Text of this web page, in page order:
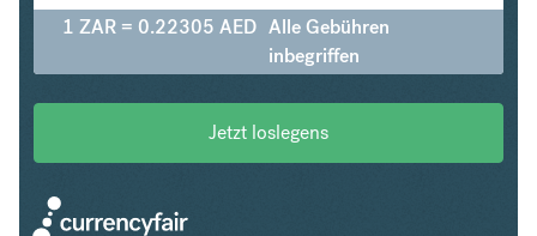
1 ZAR = 0.22305 AED Alle Gebühren
inbegriffen
Jetzt loslegens